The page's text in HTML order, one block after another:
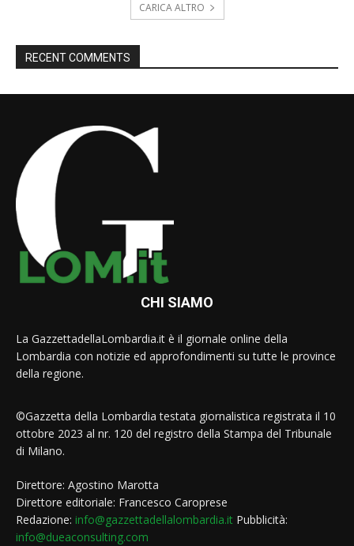
CARICA ALTRO
RECENT COMMENTS
CHI SIAMO
La GazzettadellaLombardia.it è il giornale online della
Lombardia con notizie ed approfondimenti su tutte le province
della regione.
©Gazzetta della Lombardia testata giornalistica registrata il 10
ottobre 2023 al nr. 120 del registro della Stampa del Tribunale
di Milano.
Direttore: Agostino Marotta
Direttore editoriale: Francesco Caroprese
Redazione: info@gazzettadellalombardia.it Pubblicità:
info@dueaconsulting.com